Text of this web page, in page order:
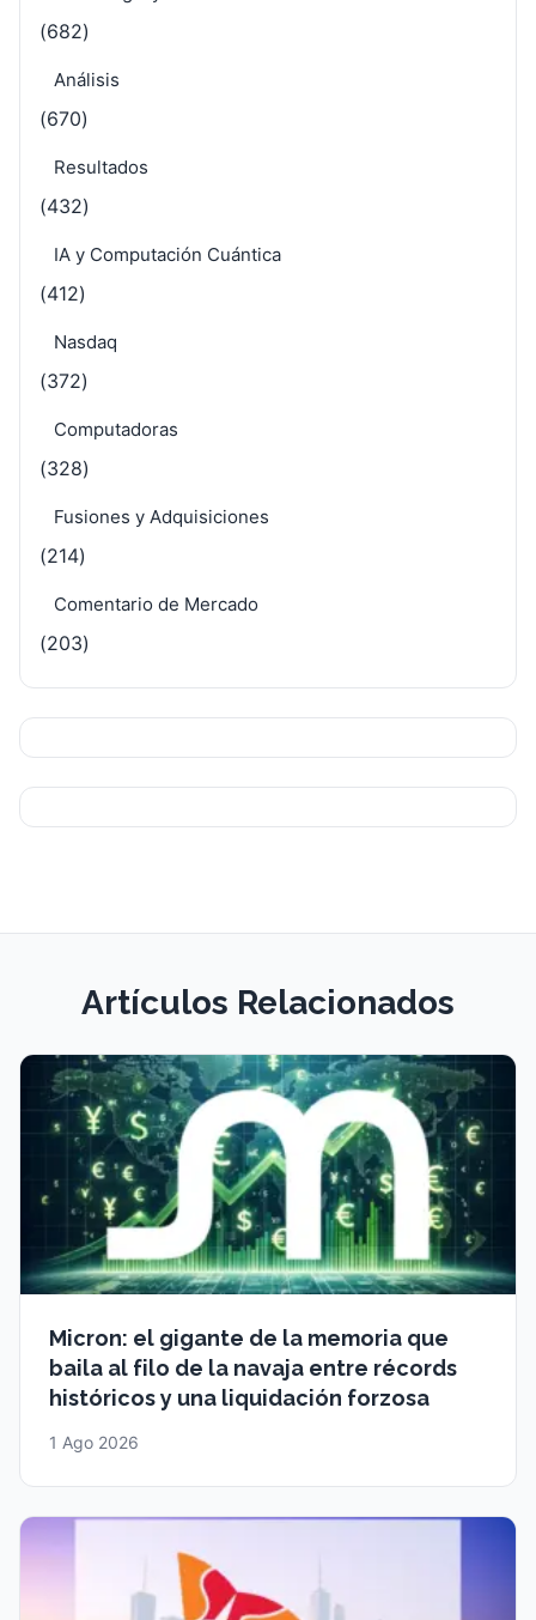
(682)
Análisis
(670)
Resultados
(432)
IA y Computación Cuántica
(412)
Nasdaq
(372)
Computadoras
(328)
Fusiones y Adquisiciones
(214)
Comentario de Mercado
(203)
Artículos Relacionados
Micron: el gigante de la memoria que
baila al filo de la navaja entre récords
históricos y una liquidación forzosa
1 Ago 2026